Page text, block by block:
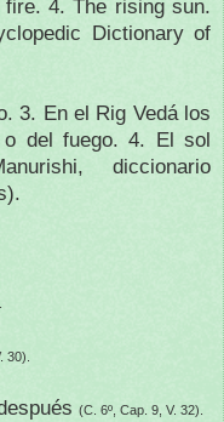
4. The rising sun.
Dictionary of
3. En el Rig Vedá los
o del fuego.4. El sol
diccionario
30).
(C. 6º, Cap. 9, V. 32).